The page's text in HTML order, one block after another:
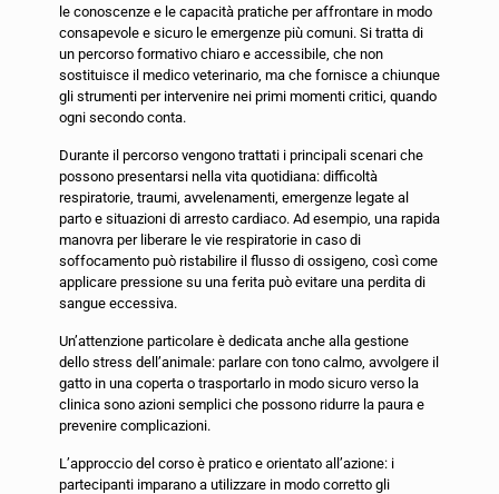
le conoscenze e le capacità pratiche per affrontare in modo
consapevole e sicuro le emergenze più comuni. Si tratta di
un percorso formativo chiaro e accessibile, che non
sostituisce il medico veterinario, ma che fornisce a chiunque
gli strumenti per intervenire nei primi momenti critici, quando
ogni secondo conta.
Durante il percorso vengono trattati i principali scenari che
possono presentarsi nella vita quotidiana: difficoltà
respiratorie, traumi, avvelenamenti, emergenze legate al
parto e situazioni di arresto cardiaco. Ad esempio, una rapida
manovra per liberare le vie respiratorie in caso di
soffocamento può ristabilire il flusso di ossigeno, così come
applicare pressione su una ferita può evitare una perdita di
sangue eccessiva.
Un’attenzione particolare è dedicata anche alla gestione
dello stress dell’animale: parlare con tono calmo, avvolgere il
gatto in una coperta o trasportarlo in modo sicuro verso la
clinica sono azioni semplici che possono ridurre la paura e
prevenire complicazioni.
L’approccio del corso è pratico e orientato all’azione: i
partecipanti imparano a utilizzare in modo corretto gli